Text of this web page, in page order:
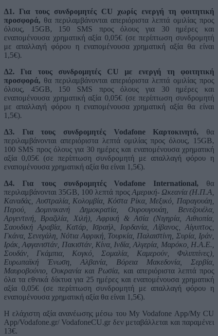
Δ1. Για τους συνδρομητές CUχωρίς ενεργή τη φοιτητική
προσφορά, θα περιλαμβάνονται απεριόριστα λεπτά ομιλίας προς
όλους, 15GB, 150 SMS προς όλους για 30 ημέρες και
εναπομένουσα χρηματική αξία 0,05€ (σε περίπτωση συνδρομητή
με απαλλαγή φόρου η εναπομένουσα χρηματική αξία θα είναι
1,5€).
Δ2. Για τους συνδρομητές CUμε ενεργή τη φοιτητική
προσφορά, θα περιλαμβάνονται απεριόριστα λεπτά ομιλίας προς
όλους, 45GB, 150 SMS προς όλους για 30 ημέρες και
εναπομένουσα χρηματική αξία 0,05€ (σε περίπτωση συνδρομητή
με απαλλαγή φόρου η εναπομένουσα χρηματική αξία θα είναι
1,5€).
Δ3. Για τους συνδρομητές Vodafone Καρτοκινητό, θα
περιλαμβάνονται απεριόριστα λεπτά ομιλίας προς όλους, 15GB,
100 SMS προς όλους για 30 ημέρες και εναπομένουσα χρηματική
αξία 0,05€ (σε περίπτωση συνδρομητή με απαλλαγή φόρου η
εναπομένουσα χρηματική αξία θα είναι 1,5€).
Δ4. Για τους συνδρομητές Vodafone International, θα
περιλαμβάνονται 35GB, 100 λεπτά προςΑμερική- Ωκεανία (Η.Π.Α,
Καναδάς, Αυστραλία, Κολομβία, Κόστα Ρίκα, Μεξικό, Παραγουάη,
Περού, Δομινικανή Δημοκρατία, Ουρουγουάη, Βενεζουέλα,
Αργεντινή, Βραζιλία, Χιλή), Αφρική & Ασία (Νιγηρία, Αιθιοπία,
Σαουδική Αραβία, Κατάρ, Ισραήλ, Ιορδανία, Λίβανος, Αίγυπτος,
Γκάνα, Σενεγάλη, Νότια Αφρική, Τουρκία, Παλαιστίνη, Συρία, Ιράν,
Ιράκ, Αφγανιστάν, Πακιστάν, Κίνα, Ινδία, Αλγερία, Μαρόκο, Η.Α.Ε.,
Σουδάν, Γκάμπια, Κογκό, Σομαλία, Καμερούν, Φιλιππίνες),
Ευρωπαϊκή Ένωση, Αλβανία, Βόρεια Μακεδονία, Σερβία,
Μαυροβούνιο, Ουκρανία και Ρωσία, και απεριόριστα λεπτά προς
όλα τα εθνικά δίκτυα για 25 ημέρες και εναπομένουσα χρηματική
αξία 0,05€ (σε περίπτωση συνδρομητή με απαλλαγή φόρου η
εναπομένουσα χρηματική αξία θα είναι 1,5€).
Η ελάχιστη αξία ανανέωσης μέσω του My Vodafone App/My CU
App/Vodafone.gr/ VodafoneCU.gr δεν μεταβάλλεται και παραμένει
13€.